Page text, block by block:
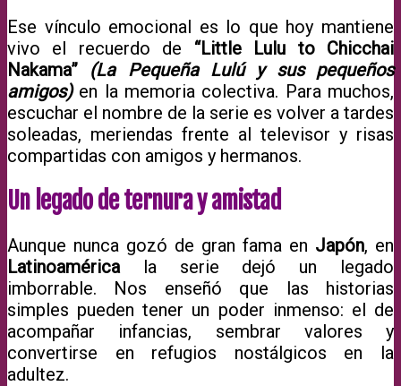
Ese vínculo emocional es lo que hoy mantiene
vivo el recuerdo de “Little Lulu to Chicchai
Nakama”
(La Pequeña Lulú y sus pequeños
amigos)en la memoria colectiva. Para muchos,
escuchar el nombre de la serie es volver a tardes
soleadas, meriendas frente al televisor y risas
compartidas con amigos y hermanos.
Un legado de ternura y amistad
Aunque nunca gozó de gran fama en Japón, en
Latinoamérica la serie dejó un legado
imborrable. Nos enseñó que las historias
simples pueden tener un poder inmenso: el de
acompañar infancias, sembrar valores y
convertirse en refugios nostálgicos en la
adultez.